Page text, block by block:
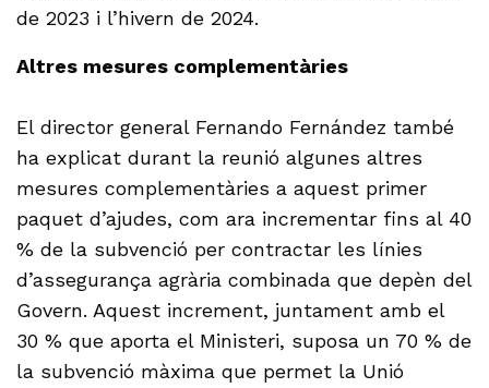
de 2023 i l’hivern de 2024.
Altres mesures complementàries
El director general Fernando Fernández també
ha explicat durant la reunió algunes altres
mesures complementàries a aquest primer
paquet d’ajudes, com ara incrementar fins al 40
% de la subvenció per contractar les línies
d’assegurança agrària combinada que depèn del
Govern. Aquest increment, juntament amb el
30 % que aporta el Ministeri, suposa un 70 % de
la subvenció màxima que permet la Unió